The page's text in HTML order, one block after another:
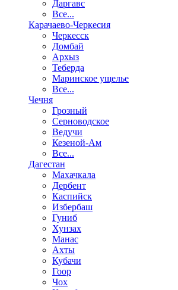
Даргавс
Все...
Карачаево-Черкесия
Черкесск
Домбай
Архыз
Теберда
Маринское ущелье
Все...
Чечня
Грозный
Серноводское
Ведучи
Кезеной-Ам
Все...
Дагестан
Махачкала
Дербент
Каспийск
Избербаш
Гуниб
Хунзах
Манас
Ахты
Кубачи
Гоор
Чох